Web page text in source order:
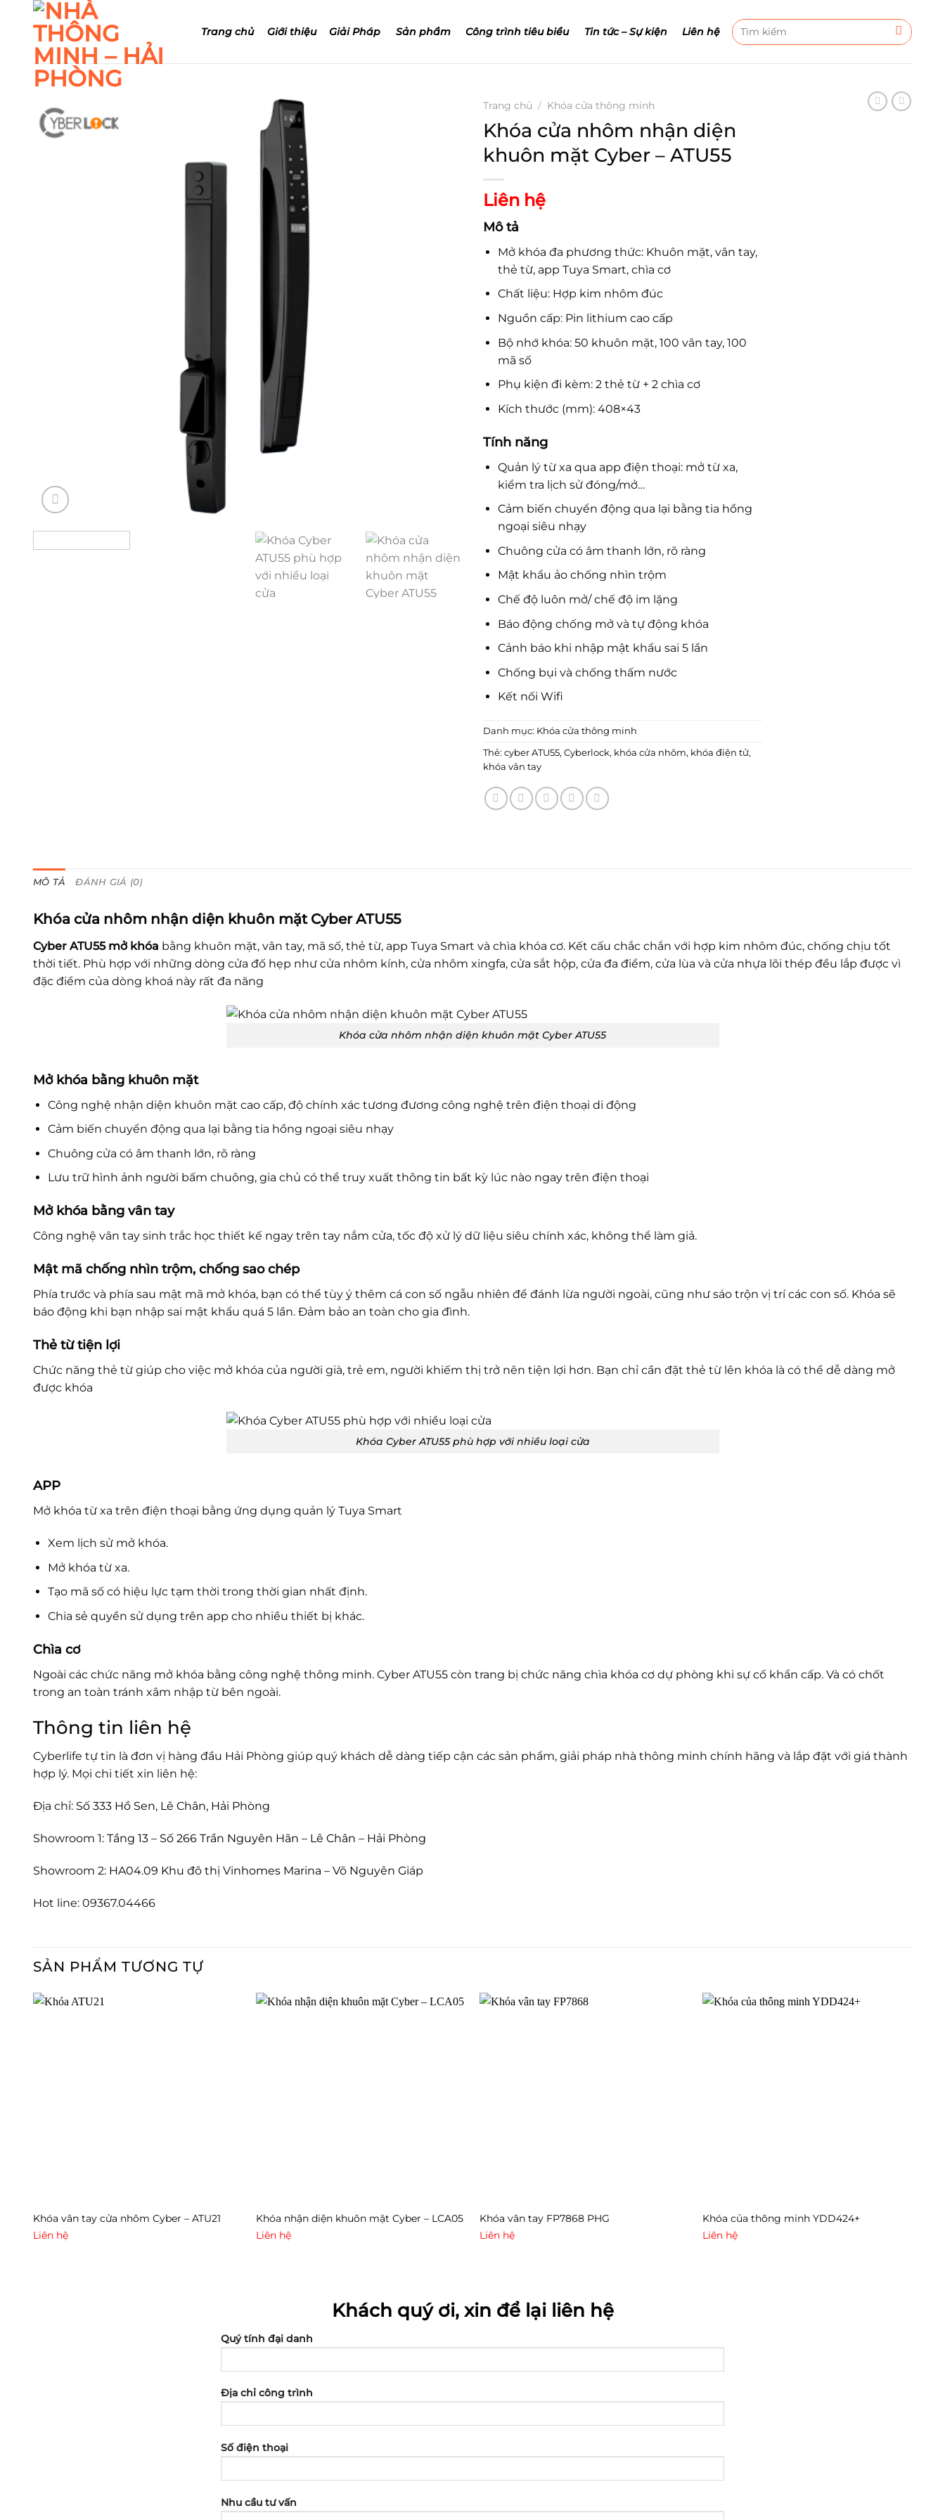
Trang chủ Giới thiệu Giải Pháp Sản phẩm Công trình tiêu biểu Tin tức – Sự kiện Liên hệ
Tìm
kiếm:
Trang chủ / Khóa cửa thông minh
Khóa cửa nhôm nhận diện
khuôn mặt Cyber – ATU55
Liên hệ
Mô tả
Mở khóa đa phương thức: Khuôn mặt, vân tay,
thẻ từ, app Tuya Smart, chìa cơ
Chất liệu: Hợp kim nhôm đúc
Nguồn cấp: Pin lithium cao cấp
Bộ nhớ khóa: 50 khuôn mặt, 100 vân tay, 100
mã số
Phụ kiện đi kèm: 2 thẻ từ + 2 chìa cơ
Kích thước (mm):408×43
Tính năng
Quản lý từ xa qua app điện thoại: mở từ xa,
kiểm tra lịch sử đóng/mở…
Cảm biến chuyển động qua lại bằng tia hồng
ngoại siêu nhạy
Chuông cửa có âm thanh lớn, rõ ràng
Mật khẩu ảo chống nhìn trộm
Chế độ luôn mở/ chế độ im lặng
Báo động chống mở và tự động khóa
Cảnh báo khi nhập mật khẩu sai 5 lần
Chống bụi và chống thấm nước
Kết nối Wifi
Danh mục: Khóa cửa thông minh
Thẻ: cyber ATU55, Cyberlock, khóa cửa nhôm, khóa điện tử,
khóa vân tay
MÔ TẢ ĐÁNH GIÁ (0)
Khóa cửa nhôm nhận diện khuôn mặt Cyber ATU55
Cyber ATU55 mở khóa bằng khuôn mặt, vân tay, mã số, thẻ từ, app Tuya Smart và chìa khóa cơ. Kết cấu chắc chắn với hợp kim nhôm đúc, chống chịu tốt
thời tiết. Phù hợp với những dòng cửa đố hẹp như cửa nhôm kính, cửa nhôm xingfa, cửa sắt hộp, cửa đa điểm, cửa lùa và cửa nhựa lõi thép đều lắp được vì
đặc điểm của dòng khoá này rất đa năng
Khóa cửa nhôm nhận diện khuôn mặt Cyber ATU55
Mở khóa bằng khuôn mặt
Công nghệ nhận diện khuôn mặt cao cấp, độ chính xác tương đương công nghệ trên điện thoại di động
Cảm biến chuyển động qua lại bằng tia hồng ngoại siêu nhạy
Chuông cửa có âm thanh lớn, rõ ràng
Lưu trữ hình ảnh người bấm chuông, gia chủ có thể truy xuất thông tin bất kỳ lúc nào ngay trên điện thoại
Mở khóa bằng vân tay
Công nghệ vân tay sinh trắc học thiết kế ngay trên tay nắm cửa, tốc độ xử lý dữ liệu siêu chính xác, không thể làm giả.
Mật mã chống nhìn trộm, chống sao chép
Phía trước và phía sau mật mã mở khóa, bạn có thể tùy ý thêm cá con số ngẫu nhiên để đánh lừa người ngoài, cũng như sáo trộn vị trí các con số. Khóa sẽ
báo động khi bạn nhập sai mật khẩu quá 5 lần. Đảm bảo an toàn cho gia đình.
Thẻ từ tiện lợi
Chức năng thẻ từ giúp cho việc mở khóa của người già, trẻ em, người khiếm thị trở nên tiện lợi hơn. Bạn chỉ cần đặt thẻ từ lên khóa là có thể dễ dàng mở
được khóa
Khóa Cyber ATU55 phù hợp với nhiều loại cửa
APP
Mở khóa từ xa trên điện thoại bằng ứng dụng quản lý Tuya Smart
Xem lịch sử mở khóa.
Mở khóa từ xa.
Tạo mã số có hiệu lực tạm thời trong thời gian nhất định.
Chia sẻ quyền sử dụng trên app cho nhiều thiết bị khác.
Chìa cơ
Ngoài các chức năng mở khóa bằng công nghệ thông minh. Cyber ATU55 còn trang bị chức năng chìa khóa cơ dự phòng khi sự cố khẩn cấp. Và có chốt
trong an toàn tránh xâm nhập từ bên ngoài.
Thông tin liên hệ
Cyberlife tự tin là đơn vị hàng đầu Hải Phòng giúp quý khách dễ dàng tiếp cận các sản phẩm, giải pháp nhà thông minh chính hãng và lắp đặt với giá thành
hợp lý. Mọi chi tiết xin liên hệ:
Địa chỉ: Số 333 Hồ Sen, Lê Chân, Hải Phòng
Showroom 1: Tầng 13 – Số 266 Trần Nguyên Hãn – Lê Chân – Hải Phòng
Showroom 2: HA04.09 Khu đô thị Vinhomes Marina – Võ Nguyên Giáp
Hot line: 09367.04466
SẢN PHẨM TƯƠNG TỰ
Khóa vân tay cửa nhôm Cyber – ATU21
Liên hệ
Khóa nhận diện khuôn mặt Cyber – LCA05
Liên hệ
Khóa vân tay FP7868 PHG
Liên hệ
Khóa của thông minh YDD424+
Liên hệ
Khách quý ơi, xin để lại liên hệ
Quý tính đại danh
Địa chỉ công trình
Số điện thoại
Nhu cầu tư vấn